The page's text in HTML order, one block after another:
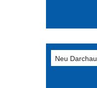
Neu Darchau